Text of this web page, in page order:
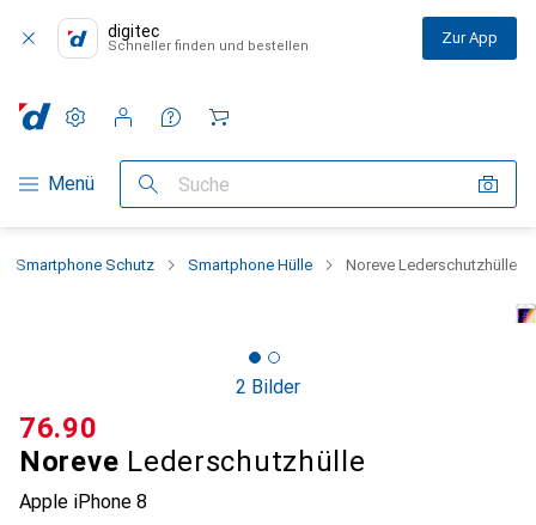
digitec
Schneller finden und bestellen Zur App
Navigation nach Kategorien
Menü Suche
Einstellungen
Kundenkonto
Vergleichslisten
Merklisten
Warenkorb
Smartphone Schutz Smartphone Hülle Noreve Lederschutzhülle
2 Bilder
Noreve Lederschutzhülle
Apple iPhone 8
CHF
76.90